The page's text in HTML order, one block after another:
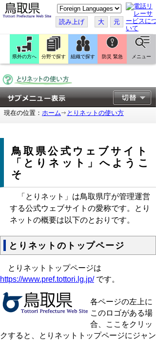
こ
の
ペ
ー
ジ
翻
訳
す
読み上げ 大 元
県外の方へ 分野で探す 組織で探す 防災 緊急 メニュー
現在の位置： ホーム とりネットの使い方
鳥取県公式ウェブサイト
「とりネット」へようこ
そ
「とりネット」は鳥取県庁が管理運営
する公式ウェブサイトの愛称です。とり
ネットの概要は以下のとおりです。
とりネットのトップページ
とりネットトップページは
https://www.pref.tottori.lg.jp/です。
各ページの左上に
このロゴがある場
合、ここをクリッ
クすると、とりネットトップページにジャン